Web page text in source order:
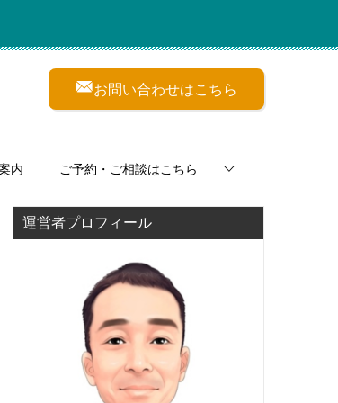
お問い合わせはこちら
内 ご予約・ご相談はこちら
運営者プロフィール